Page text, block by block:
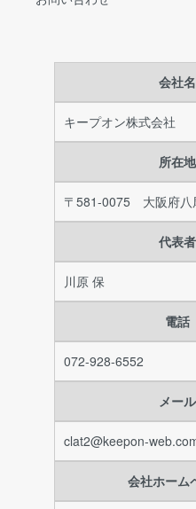
会社名
キープオン株式会社
所在地
〒581-0075 大阪府八
代表者
川原 保
電話
072-928-6552
メール
clat2@keepon-
会社ホーム